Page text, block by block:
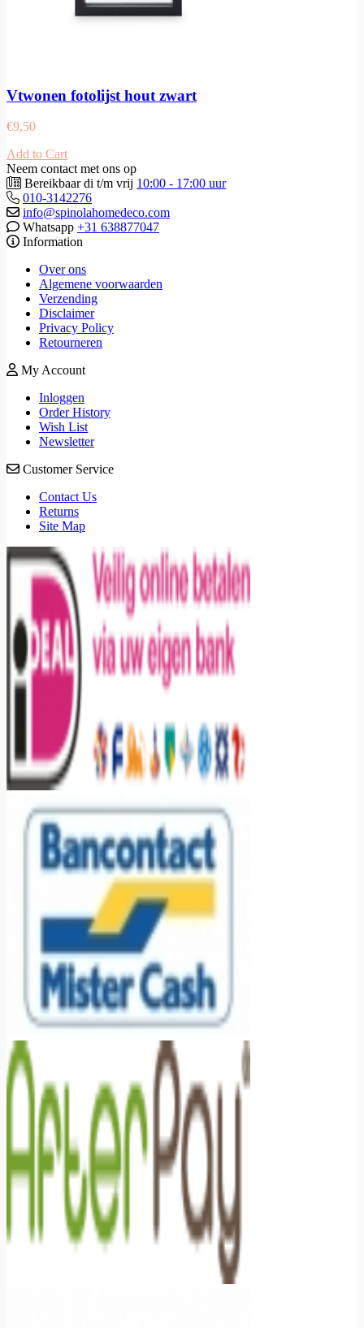
Vtwonen fotolijst hout zwart
€9,50
Add to Cart
Neem contact met ons op
Bereikbaar di t/m vrij 10:00 - 17:00 uur
010-3142276
info@spinolahomedeco.com
Whatsapp +31 638877047
Information
Over ons
Algemene voorwaarden
Verzending
Disclaimer
Privacy Policy
Retourneren
My Account
Inloggen
Order History
Wish List
Newsletter
Customer Service
Contact Us
Returns
Site Map